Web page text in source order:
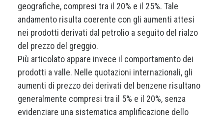
geografiche, compresi tra il 20% e il 25%. Tale
andamento risulta coerente con gli aumenti attesi
nei prodotti derivati dal petrolio a seguito del rialzo
del prezzo del greggio.
Più articolato appare invece il comportamento dei
prodotti a valle. Nelle quotazioni internazionali, gli
aumenti di prezzo dei derivati del benzene risultano
generalmente compresi tra il 5% e il 20%, senza
evidenziare una sistematica amplificazione dello